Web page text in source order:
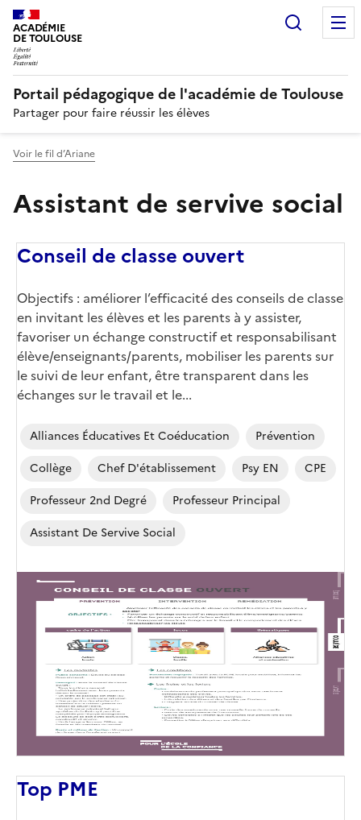
ACADÉMIE
DE TOULOUSE
Portail pédagogique de l'académie de Toulouse
Partager pour faire réussir les élèves
Voir le fil d’Ariane
Assistant de servive social
Conseil de classe ouvert
Objectifs : améliorer l’efficacité des conseils de classe
en invitant les élèves et les parents à y assister,
favoriser un échange constructif et responsabilisant
élève/enseignants/parents, mobiliser les parents sur
le suivi de leur enfant, être transparent dans les
échanges sur le travail et le...
Alliances Éducatives Et Coéducation
Prévention
Collège
Chef D'établissement Psy EN
CPE
Professeur 2nd Degré
Professeur Principal
Assistant De Servive Social
Top PME